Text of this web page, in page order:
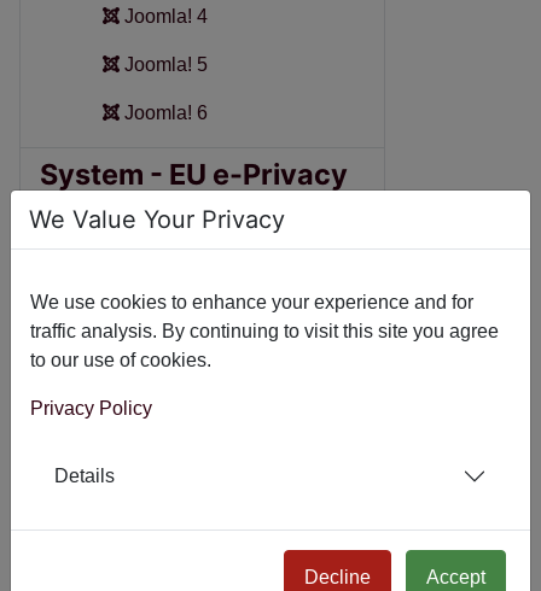
Joomla! 4
Joomla! 5
Joomla! 6
System - EU e-Privacy
Directive
Joomla! 5
Joomla! 6
System - Expires
We Value Your Privacy
We use cookies to enhance your experience and for
traffic analysis. By continuing to visit this site you agree
to our use of cookies.
Privacy Policy
Details
Decline Accept